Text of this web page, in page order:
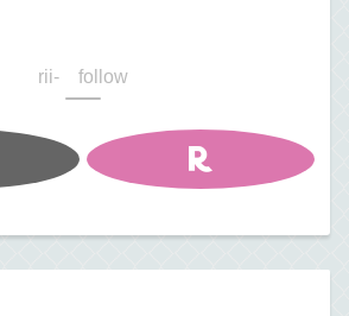
rii- follow